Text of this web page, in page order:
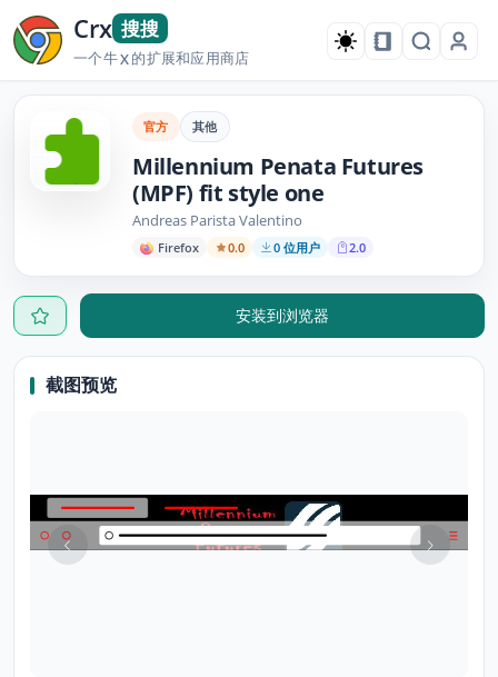
Crx 搜搜
一个牛X的扩展和应用商店
官方 其他
Millennium Penata Futures
(MPF) fit style one
Andreas Parista Valentino
Firefox 0.0 0 位用户 2.0
安装到浏览器
截图预览